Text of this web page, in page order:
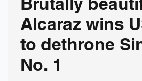
Brutally
Alcaraz wins
to dethrone
No. 1